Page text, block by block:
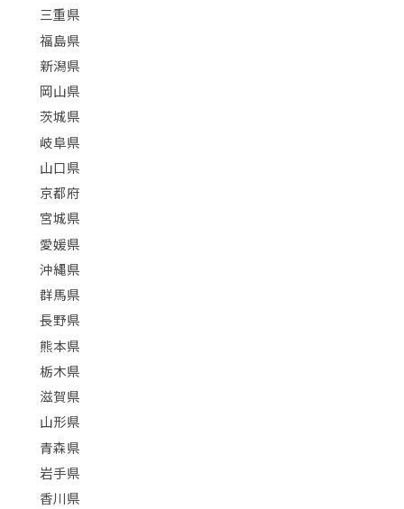
三重県
福島県
新潟県
岡山県
茨城県
岐阜県
山口県
京都府
宮城県
愛媛県
沖縄県
群馬県
長野県
熊本県
栃木県
滋賀県
山形県
青森県
岩手県
香川県